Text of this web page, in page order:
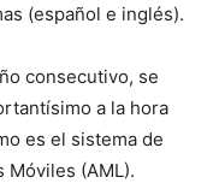
(español e inglés).
consecutivo, se
a la hora
es el sistema de
Móviles (AML).